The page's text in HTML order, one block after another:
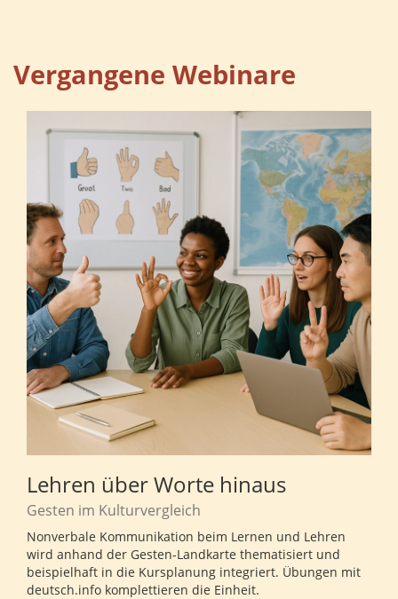
Vergangene Webinare
Lehren über Worte hinaus
Gesten im Kulturvergleich
Nonverbale Kommunikation beim Lernen und Lehren
wird anhand der Gesten-Landkarte thematisiert und
beispielhaft in die Kursplanung integriert. Übungen mit
deutsch.info komplettieren die Einheit.